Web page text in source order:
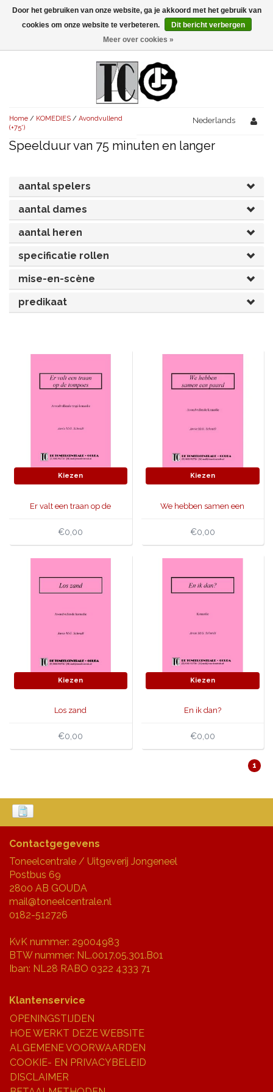
Menu
AVONDVULLEND (+75')
KORT (-30')
OVERIG (30'-75')
UITGELICHT!
AVONDVULLEND (+75')
KORT (-30')
OVERIG (30'-75')
UITGELICHT!
THRILLERS
AVONDVULLEND (+75')
OVERIG (30'-75')
SENIORENTONEEL
KORT (-30')
OVERIG (30'-75')
UITGELICHT!
SPEKTAKELSTUKKEN
JUBILEUMSTUK
KOSTUUMSTUK
MUSICAL
OVERIG
SINTERKLAASTONEEL
KERSTTONEEL
PAASTONEEL
HANDBOEKEN
RECHTEN REGELEN
Home / KOMEDIES / Avondvullend
(+75')
Nederlands
Speelduur van 75 minuten en langer
aantal spelers
aantal dames
aantal heren
specificatie rollen
mise-en-scène
predikaat
Kiezen
Er valt een traan op de
€0,00
Kiezen
We hebben samen een
€0,00
Kiezen
Los zand
€0,00
Kiezen
En ik dan?
€0,00
1
Contactgegevens
Toneelcentrale / Uitgeverij Jongeneel
Postbus 69
2800 AB GOUDA
mail@toneelcentrale.nl
0182-512726
KvK nummer: 29004983
BTW nummer: NL.0017.05.301.B01
Iban: NL28 RABO 0322 4333 71
Klantenservice
OPENINGSTIJDEN
HOE WERKT DEZE WEBSITE
ALGEMENE VOORWAARDEN
COOKIE- EN PRIVACYBELEID
DISCLAIMER
Door het gebruiken van onze website, ga je akkoord met het gebruik van
cookies om onze website te verbeteren.
Dit bericht verbergen
Meer over cookies »